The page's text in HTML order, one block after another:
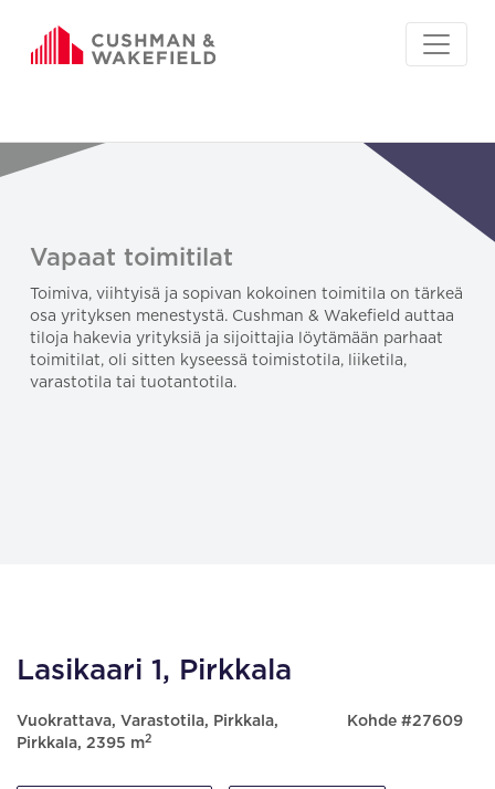
Vapaat toimitilat
Toimiva, viihtyisä ja sopivan kokoinen toimitila on tärkeä
osa yrityksen menestystä. Cushman & Wakefield auttaa
tiloja hakevia yrityksiä ja sijoittajia löytämään parhaat
toimitilat, oli sitten kyseessä toimistotila, liiketila,
varastotila tai tuotantotila.
Lasikaari 1, Pirkkala
Vuokrattava, Varastotila, Pirkkala,
Pirkkala, 2395 m2
Kohde #27609